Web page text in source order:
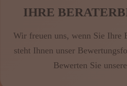
IHRE
Wir freuen uns, wenn Sie Ihre
steht Ihnen unser
Bewerten Sie